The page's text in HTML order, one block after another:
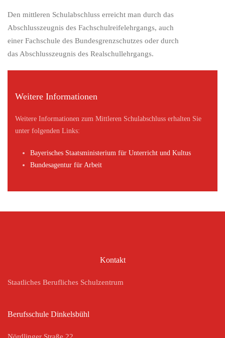
Den mittleren Schulabschluss erreicht man durch das
Abschlusszeugnis des Fachschulreifelehrgangs, auch
einer Fachschule des Bundesgrenzschutzes oder durch
das Abschlusszeugnis des Realschullehrgangs.
Weitere Informationen
Weitere Informationen zum Mittleren Schulabschluss erhalten Sie
unter folgenden Links:
Bayerisches Staatsministerium für Unterricht und Kultus
Bundesagentur für Arbeit
Kontakt
Staatliches Berufliches Schulzentrum
Berufsschule Dinkelsbühl